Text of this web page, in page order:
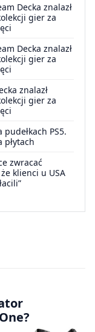
Decka znalazł
gier za
Decka znalazł
gier za
znalazł
gier za
PS5.
zwracać
klienci u USA
One?